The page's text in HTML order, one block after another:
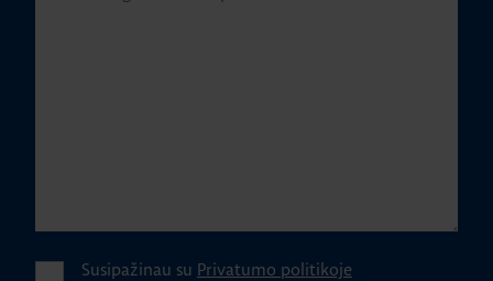
Susipažinau su Privatumo politikoje